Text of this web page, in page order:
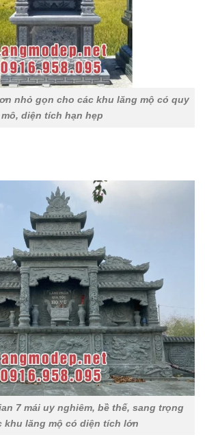
nhỏ gọn cho các khu lăng mộ có quy
mô, diện tích hạn hẹp
7 mái uy nghiêm, bề thế, sang trọng
khu lăng mộ có diện tích lớn